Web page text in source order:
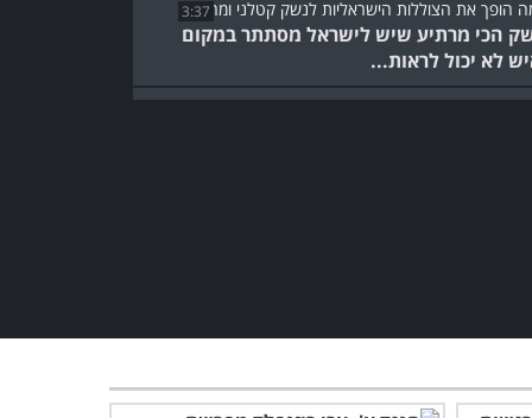
3:37
הכי מרתיע שיש לישראל מסתתר במקום
לא יכול לראות...
9:52
צפו
בחמאס